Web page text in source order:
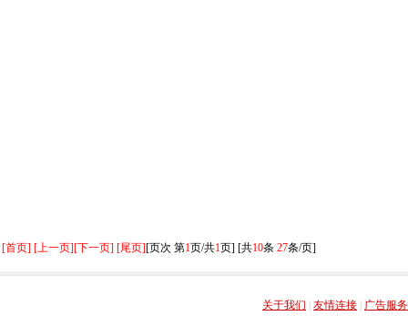
[首页] [上一页][下一页] [尾页][页次 第1页/共1页] [共10条 27条/页]
关于我们 友情连接 广告服务